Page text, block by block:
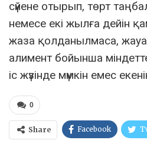
сүйене отырып, төрт
немесе екі жылға дейін
жаза қолданылмаса,
алимент бойынша
іс жүзінде мүмкін емес
0
Share Facebook